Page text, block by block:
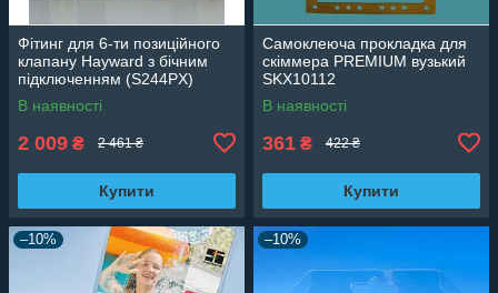
Фітинг для 6-ти позиційного
клапану Hayward з бічним
підключенням (S244PX)
SX311Fk
В наявності
2 009 ₴ 2 461 ₴
Купити
Самоклеюча прокладка для
скіммера PREMIUM вузький
SKX10112
В наявності
361 ₴ 422 ₴
Купити
–10% –10%